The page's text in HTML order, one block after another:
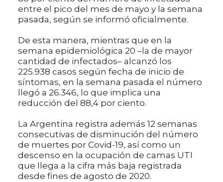
entre el pico del mes de mayo y la semana
pasada, según se informó oficialmente.
De esta manera, mientras que en la
semana epidemiológica 20 –la de mayor
cantidad de infectados– alcanzó los
225.938 casos según fecha de inicio de
síntomas, en la semana pasada el número
llegó a 26.346, lo que implica una
reducción del 88,4 por ciento.
La Argentina registra además 12 semanas
consecutivas de disminución del número
de muertes por Covid-19, así como un
descenso en la ocupación de camas UTI
que llega a la cifra más baja registrada
desde fines de agosto de 2020.